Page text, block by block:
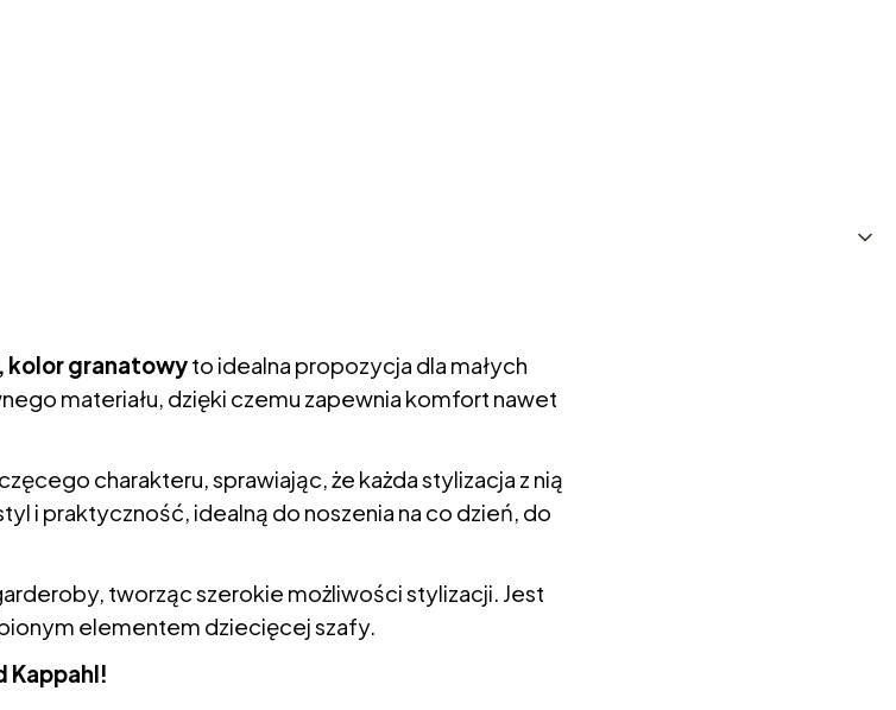
kolor granatowyto idealna propozycja dla małych
materiału, dzięki czemu zapewnia komfort nawet
charakteru, sprawiając, że każda stylizacja z nią
i praktyczność, idealną do noszenia na co dzień, do
tworząc szerokie możliwości stylizacji. Jest
elementem dziecięcej szafy.
Kappahl!